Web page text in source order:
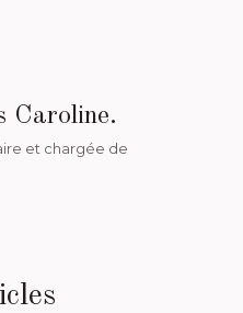
Caroline.
et chargée de